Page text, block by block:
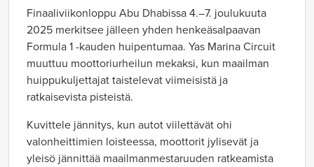
Finaaliviikonloppu Abu Dhabissa 4.–7. joulukuuta
2025 merkitsee jälleen yhden henkeäsalpaavan
Formula 1 -kauden huipentumaa. Yas Marina Circuit
muuttuu moottoriurheilun mekaksi, kun maailman
huippukuljettajat taistelevat viimeisistä ja
ratkaisevista pisteistä.
Kuvittele jännitys, kun autot viilettävät ohi
valonheittimien loisteessa, moottorit jylisevät ja
yleisö jännittää maailmanmestaruuden ratkeamista